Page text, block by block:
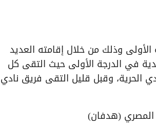
الأولى وذلك من خلال إقامته العديد
في الدرجة الأولى حيث التقى كل
الحرية، وقبل قليل التقى فريق نادي
(هدفان)